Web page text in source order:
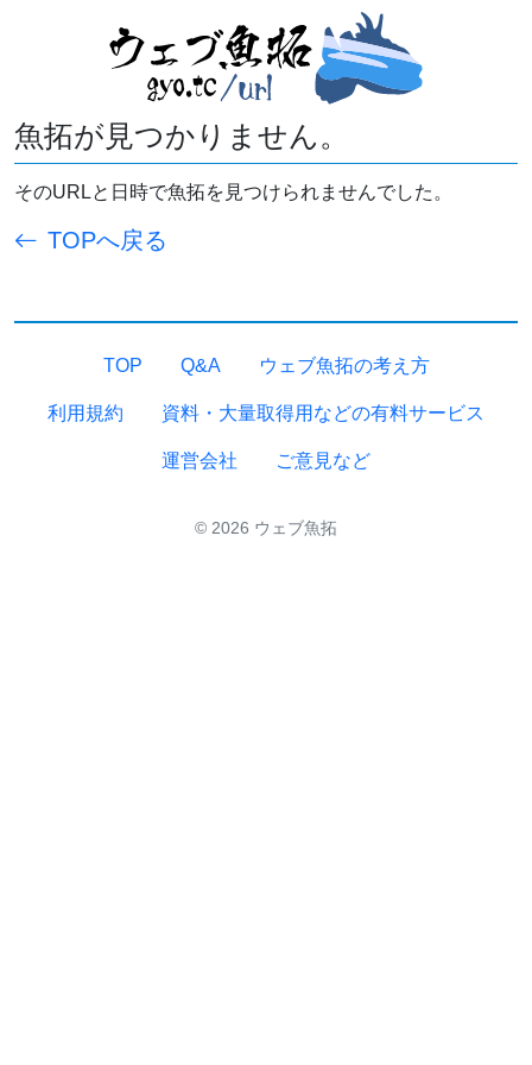
魚拓が見つかりません。
そのURLと日時で魚拓を見つけられませんでした。
TOPへ戻る
TOP Q&A ウェブ魚拓の考え方
利用規約 資料・大量取得用などの有料サービス
運営会社 ご意見など
© 2026 ウェブ魚拓